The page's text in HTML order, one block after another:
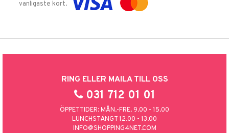
vanligaste kort.
RING ELLER MAILA TILL OSS
031 712 01 01
ÖPPETTIDER: MÅN.-FRE. 9.00 - 15.00
LUNCHSTÄNGT 12.00 - 13.00
INFO@SHOPPING4NET.COM